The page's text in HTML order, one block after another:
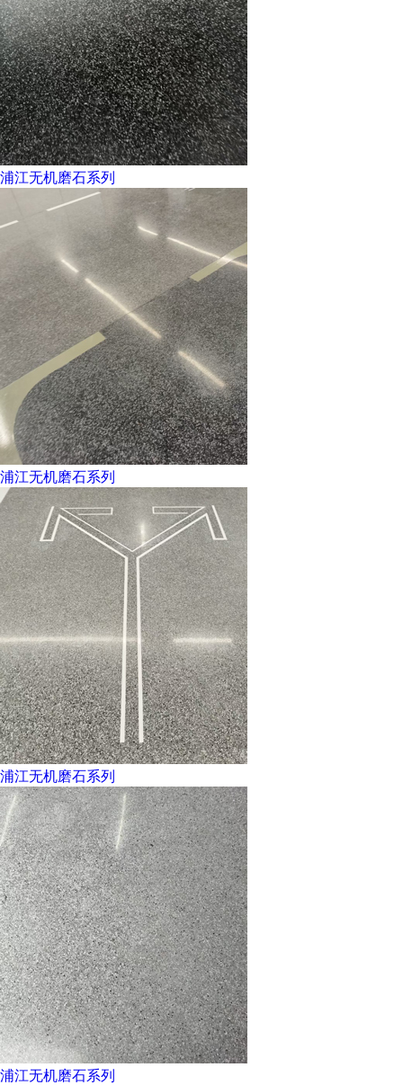
浦江无机磨石系列
浦江无机磨石系列
浦江无机磨石系列
浦江无机磨石系列